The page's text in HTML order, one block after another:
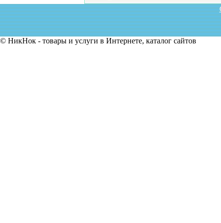
© НикНок - товары и услуги в Интернете, каталог сайтов